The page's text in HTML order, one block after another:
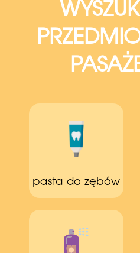
pasta do zębów